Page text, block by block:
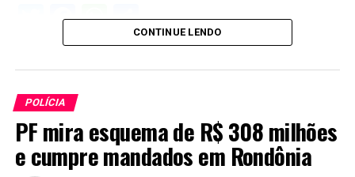
Twitter
Facebook
WhatsApp
Share
CONTINUE LENDO
POLÍCIA
PF mira esquema de R$ 308 milhões
e cumpre mandados em Rondônia